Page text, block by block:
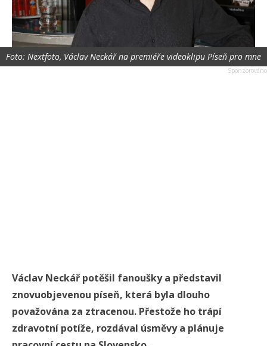
Foto: Nextfoto, Václav Neckář na premiéře videoklipu Píseň pro mne
Václav Neckář potěšil fanoušky a představil
znovuobjevenou píseň, která byla dlouho
považována za ztracenou. Přestože ho trápí
zdravotní potíže, rozdával úsměvy a plánuje